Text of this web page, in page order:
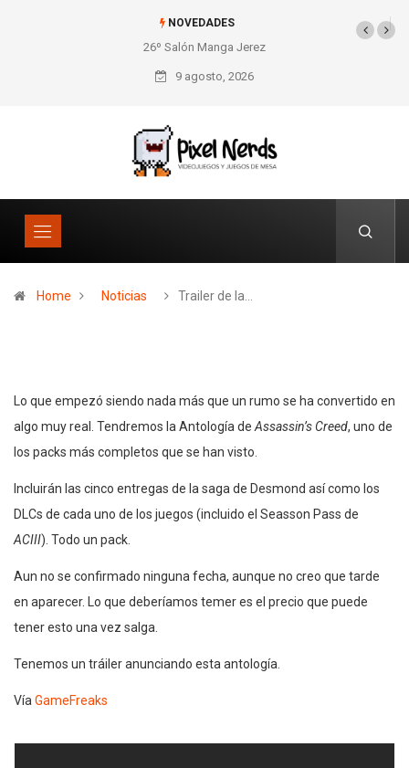
NOVEDADES
26º Salón Manga Jerez SNES Pixel Book para
los amantes de lo retro
9 agosto, 2026
Home Noticias Trailer de la…
Lo que empezó siendo nada más que un rumo se ha convertido en
algo muy real. Tendremos la Antología de Assassin’s Creed, uno de
los packs más completos que se han visto.
Incluirán las cinco entregas de la saga de Desmond así como los
DLCs de cada uno de los juegos (incluido el Seasson Pass de
ACIII). Todo un pack.
Aun no se confirmado ninguna fecha, aunque no creo que tarde
en aparecer. Lo que deberíamos temer es el precio que puede
tener esto una vez salga.
Tenemos un tráiler anunciando esta antología.
Vía GameFreaks